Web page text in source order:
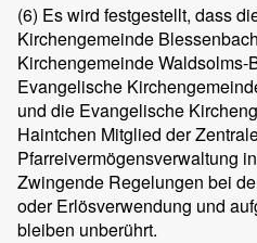
(6) Es wird festgestellt, dass
Kirchengemeinde
Kirchengemeinde Waldsolms-
Evangelische
und die Evangelische
Haintchen Mitglied der
Pfarreivermögensverwaltung
Zwingende Regelungen bei
oder Erlösverwendung und
bleiben unberührt.